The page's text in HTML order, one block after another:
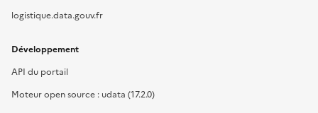
logistique.data.gouv.fr
Développement
API du portail
Moteur open source : udata (17.2.0)